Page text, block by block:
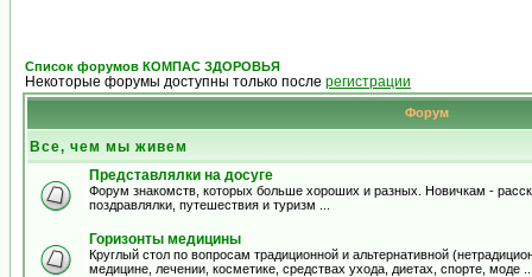
Список форумов КОМПАС ЗДОРОВЬЯ
Некоторые форумы доступны только после регистрации
Форум
Все, чем мы живем
Представлялки на досуге
Форум знакомств, которых больше хороших и разных. Новичкам -
поздравлялки, путешествия и туризм ...
Горизонты медицины
Круглый стол по вопросам традиционной и альтернативной
медицине, лечении, косметике, средствах ухода, диетах, спорте, моде